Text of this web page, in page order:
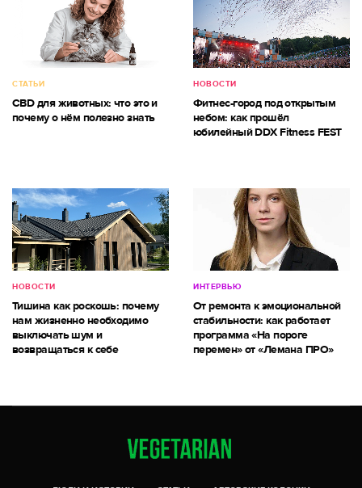
СТАТЬИ
CBD для животных: что это и
почему о нём полезно знать
НОВОСТИ
Фитнес-город под открытым
небом: как прошёл
юбилейный DDX Fitness FEST
НОВОСТИ
Тишина как роскошь: почему
нам жизненно необходимо
выключать шум и
возвращаться к себе
ИНТЕРВЬЮ
От ремонта к эмоциональной
стабильности: как работает
программа «На пороге
перемен» от «Лемана ПРО»